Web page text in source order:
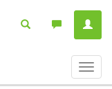
ein-/